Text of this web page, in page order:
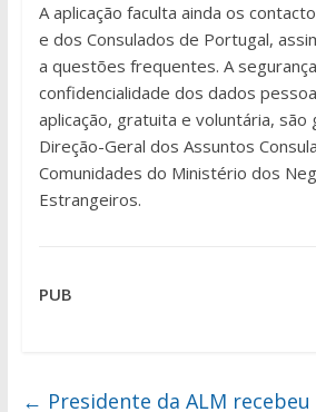
A aplicação faculta ainda os
e dos Consulados de Portugal,
a questões frequentes. A
confidencialidade dos dados
aplicação, gratuita e voluntária, são
Direção-Geral dos Assuntos
Comunidades do Ministério dos
Estrangeiros.
PUB
← Presidente da ALM